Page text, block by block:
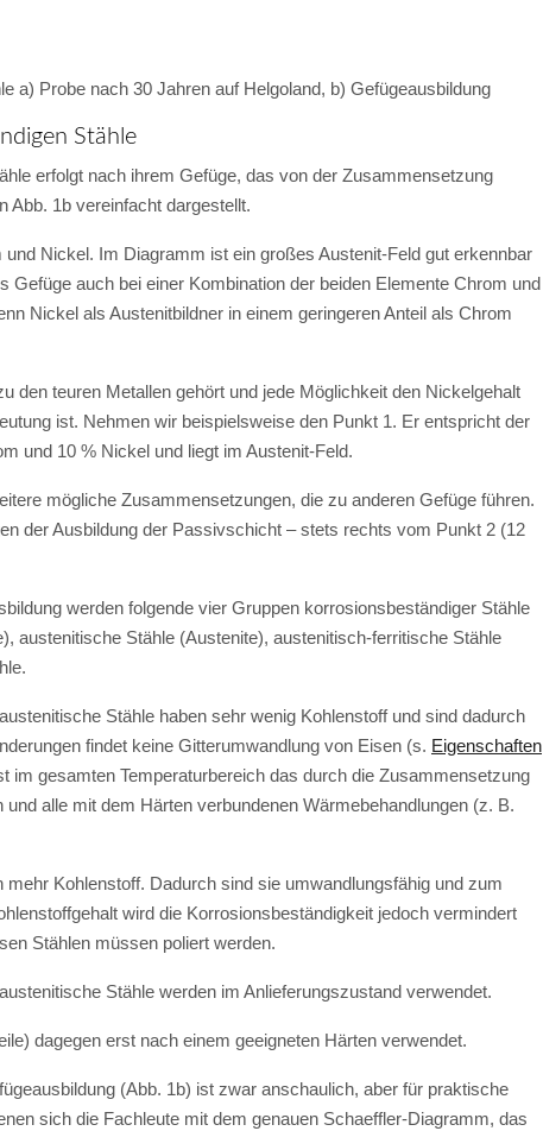
Probe nach 30 Jahren auf Helgoland, b) Gefügeausbildung
Stähle
erfolgt nach ihrem Gefüge, das von der Zusammensetzung
Abb. 1b vereinfacht dargestellt.
Nickel. Im Diagramm ist ein großes Austenit-Feld gut erkennbar
Gefüge auch bei einer Kombination der beiden Elemente Chrom und
Nickel als Austenitbildner in einem geringeren Anteil als Chrom
den teuren Metallen gehört und jede Möglichkeit den Nickelgehalt
ist. Nehmen wir beispielsweise den Punkt 1. Er entspricht der
und 10 % Nickel und liegt im Austenit-Feld.
mögliche Zusammensetzungen, die zu anderen Gefüge führen.
der Ausbildung der Passivschicht – stets rechts vom Punkt 2 (12
werden folgende vier Gruppen korrosionsbeständiger Stähle
austenitische Stähle (Austenite), austenitisch-ferritische Stähle
Stähle haben sehr wenig Kohlenstoff und sind dadurch
findet keine Gitterumwandlung von Eisen (s. Eigenschaften
im gesamten Temperaturbereich das durch die Zusammensetzung
alle mit dem Härten verbundenen Wärmebehandlungen (z. B.
Kohlenstoff. Dadurch sind sie umwandlungsfähig und zum
wird die Korrosionsbeständigkeit jedoch vermindert
Stählen müssen poliert werden.
Stähle werden im Anlieferungszustand verwendet.
dagegen erst nach einem geeigneten Härten verwendet.
(Abb. 1b) ist zwar anschaulich, aber für praktische
sich die Fachleute mit dem genauen Schaeffler-Diagramm, das